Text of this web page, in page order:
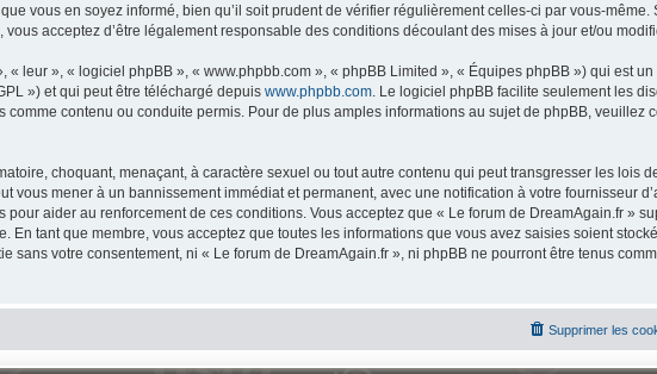
vous en soyez informé, bien qu’il soit prudent de vérifier régulièrement celles-ci par vous-même.
acceptez d’être légalement responsable des conditions découlant des mises à jour et/ou
leur », « logiciel phpBB », « www.phpbb.com », « phpBB Limited », « Équipes phpBB ») qui est
») et qui peut être téléchargé depuis www.phpbb.com. Le logiciel phpBB facilite seulement les
comme contenu ou conduite permis. Pour de plus amples informations au sujet de phpBB, veuillez
choquant, menaçant, à caractère sexuel ou tout autre contenu qui peut transgresser les lois
mener à un bannissement immédiat et permanent, avec une notification à votre fournisseur
aider au renforcement de ces conditions. Vous acceptez que « Le forum de DreamAgain.fr »
tant que membre, vous acceptez que toutes les informations que vous avez saisies soient
sans votre consentement, ni « Le forum de DreamAgain.fr », ni phpBB ne pourront être tenus
Supprimer les